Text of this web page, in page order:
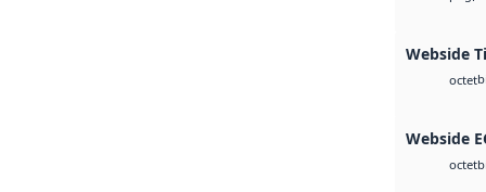
Webside
octet
Webside
octet